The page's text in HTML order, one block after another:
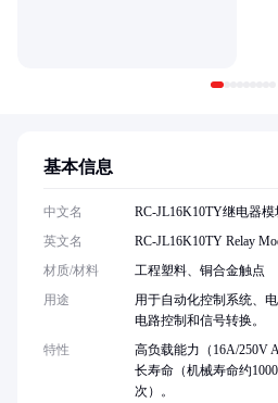
基本信息
中文名
RC-JL16K10TY继电器模
英文名
RC-JL16K10TY Relay
材质/材料
工程塑料、铜合金触点
用途
用于自动化控制系统、
电路控制和信号转换。
特性
高负载能力（16A/250V
长寿命（机械寿命约
次）。